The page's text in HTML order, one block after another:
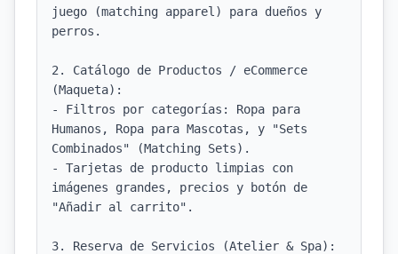
juego (matching apparel) para dueños y
perros.
2. Catálogo de Productos / eCommerce
(Maqueta):
- Filtros por categorías: Ropa para
Humanos, Ropa para Mascotas, y "Sets
Combinados" (Matching Sets).
- Tarjetas de producto limpias con
imágenes grandes, precios y botón de
"Añadir al carrito".
3. Reserva de Servicios (Atelier & Spa):